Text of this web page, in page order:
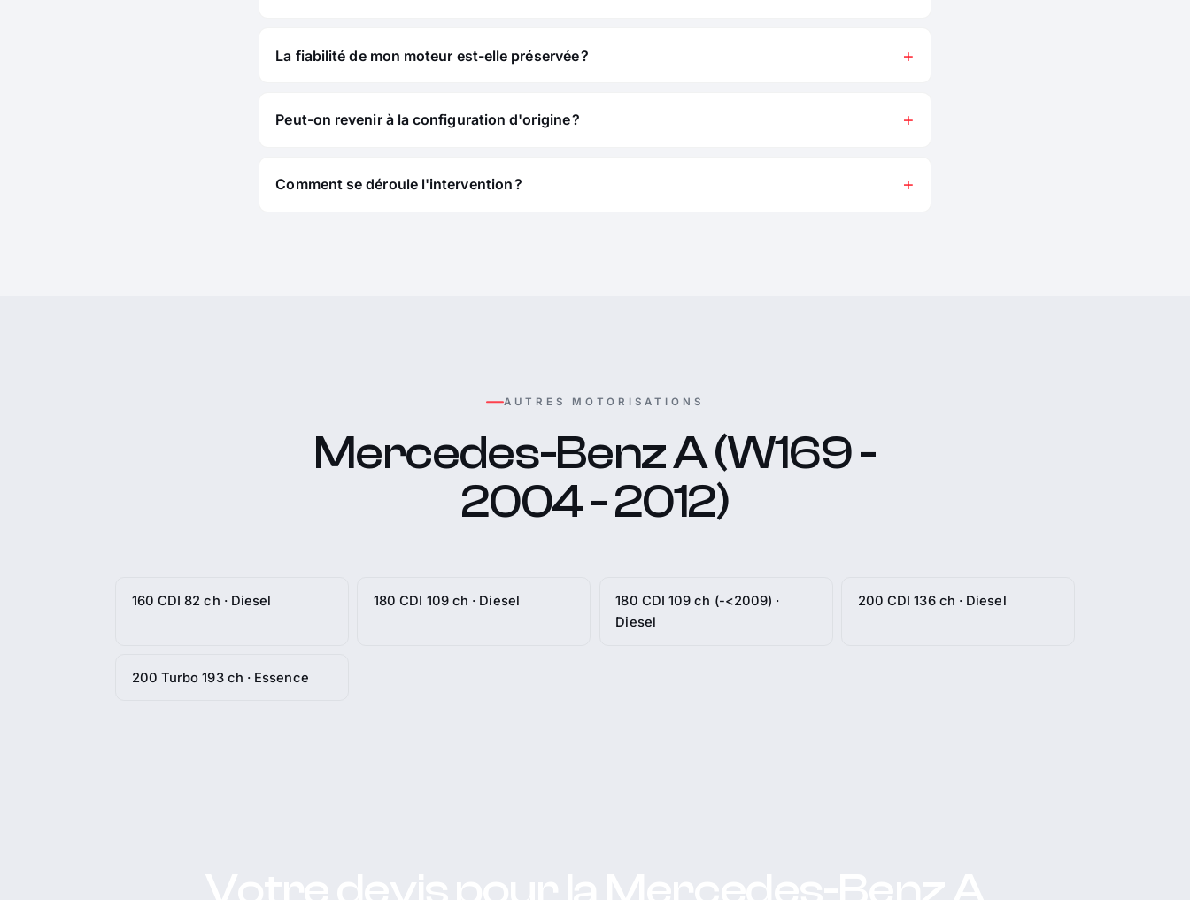
La fiabilité de mon moteur est-elle préservée ?
Peut-on revenir à la configuration d'origine ?
Comment se déroule l'intervention ?
AUTRES MOTORISATIONS
Mercedes-Benz A (W169 -
2004 - 2012)
160 CDI 82 ch · Diesel 180 CDI 109 ch · Diesel
180 CDI 109 ch (-<2009) ·
Diesel
200 CDI 136 ch · Diesel
200 Turbo 193 ch · Essence